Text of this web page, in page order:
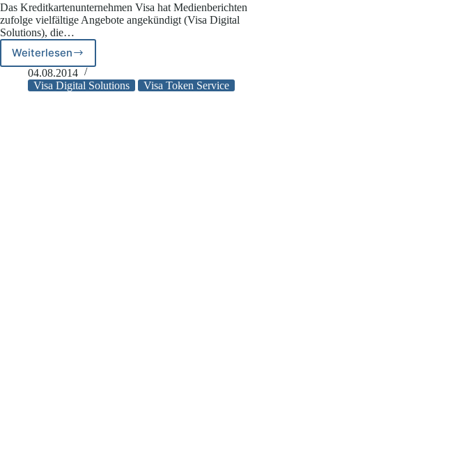
Das Kreditkartenunternehmen Visa hat Medienberichten
zufolge vielfältige Angebote angekündigt (Visa Digital
Solutions), die…
Weiterlesen
Visa:
Token
Service
04.08.2014
Visa Digital Solutions
Visa Token Service